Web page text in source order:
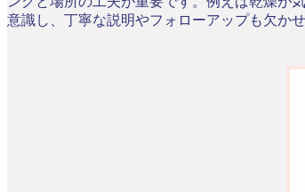
意識し、丁寧な説明やフォローアップも欠か